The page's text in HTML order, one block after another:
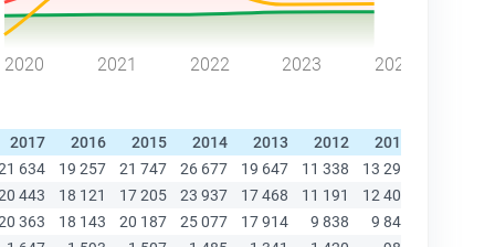
2020 2021 2022 2023 2024
2017 2016 2015 2014 2013 2012 2011